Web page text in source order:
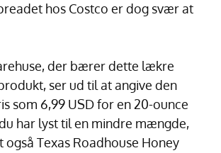
hos Costco er dog svær at
der bærer dette lækre
ser ud til at angive den
som 6,99 USD for en 20-ounce
har lyst til en mindre mængde,
Texas Roadhouse Honey